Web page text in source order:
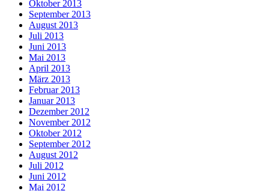
Oktober 2013
September 2013
August 2013
Juli 2013
Juni 2013
Mai 2013
April 2013
März 2013
Februar 2013
Januar 2013
Dezember 2012
November 2012
Oktober 2012
September 2012
August 2012
Juli 2012
Juni 2012
Mai 2012